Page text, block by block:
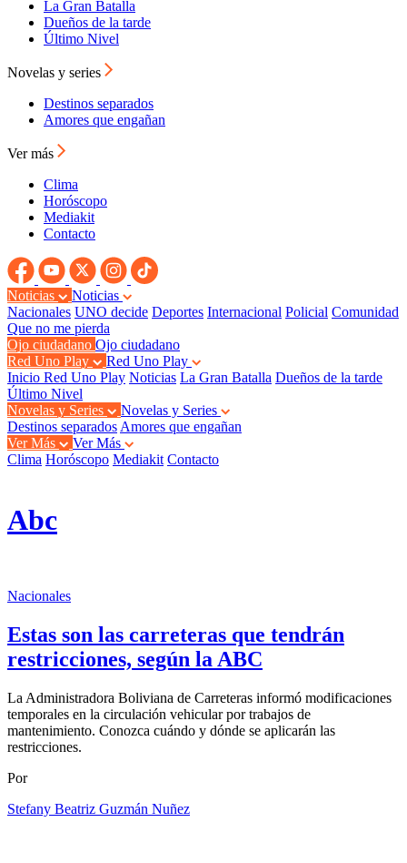
La Gran Batalla
Dueños de la tarde
Último Nivel
Novelas y series
Destinos separados
Amores que engañan
Ver más
Clima
Horóscopo
Mediakit
Contacto
Noticias
Noticias
Nacionales UNO decide Deportes Internacional Policial Comunidad
Que no me pierda
Ojo ciudadano Ojo ciudadano
Red Uno Play
Red Uno Play
Inicio Red Uno Play Noticias La Gran Batalla Dueños de la tarde
Último Nivel
Novelas y Series
Novelas y Series
Destinos separados Amores que engañan
Ver Más
Ver Más
Clima Horóscopo Mediakit Contacto
Abc
Nacionales
Estas son las carreteras que tendrán
restricciones, según la ABC
La Administradora Boliviana de Carreteras informó modificaciones
temporales en la circulación vehicular por trabajos de
mantenimiento. Conozca cuándo y dónde se aplicarán las
restricciones.
Por
Stefany Beatriz Guzmán Nuñez